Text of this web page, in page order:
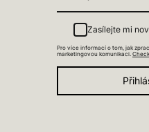
Zasílejte mi
Pro více informací o tom, jak
marketingovou komunikaci.